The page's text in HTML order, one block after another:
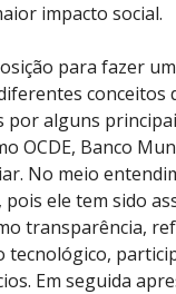
impacto social.
para fazer
conceitos
por alguns
OCDE, Banco
No meio
ele tem sido
transparência,
tecnológico,
Em seguida